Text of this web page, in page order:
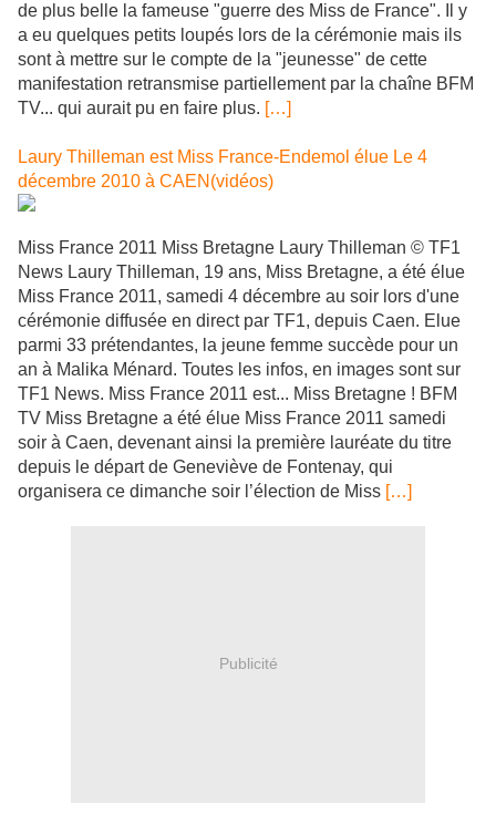
de plus belle la fameuse "guerre des Miss de France". Il y
a eu quelques petits loupés lors de la cérémonie mais ils
sont à mettre sur le compte de la "jeunesse" de cette
manifestation retransmise partiellement par la chaîne BFM
TV... qui aurait pu en faire plus. […]
Laury Thilleman est Miss France-Endemol élue Le 4
décembre 2010 à CAEN(vidéos)
Miss France 2011 Miss Bretagne Laury Thilleman © TF1
News Laury Thilleman, 19 ans, Miss Bretagne, a été élue
Miss France 2011, samedi 4 décembre au soir lors d'une
cérémonie diffusée en direct par TF1, depuis Caen. Elue
parmi 33 prétendantes, la jeune femme succède pour un
an à Malika Ménard. Toutes les infos, en images sont sur
TF1 News. Miss France 2011 est... Miss Bretagne ! BFM
TV Miss Bretagne a été élue Miss France 2011 samedi
soir à Caen, devenant ainsi la première lauréate du titre
depuis le départ de Geneviève de Fontenay, qui
organisera ce dimanche soir l’élection de Miss […]
Publicité